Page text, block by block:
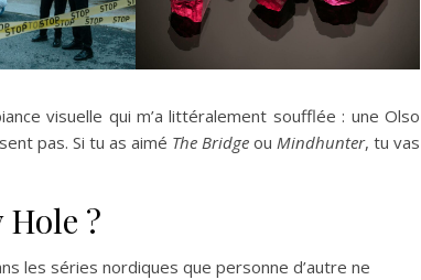
visuelle qui m’a littéralement soufflée : une Olso
pas. Si tu as aimé The Bridge ou Mindhunter, tu vas
?
les séries nordiques que personne d’autre ne